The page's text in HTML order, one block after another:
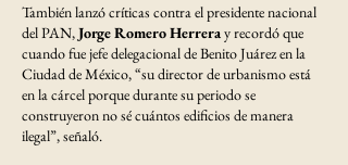
También lanzó críticas contra el presidente nacional
del PAN,Jorge Romero Herreray recordó que
cuando fue jefe delegacional de Benito Juárez en la
Ciudad de México, “su director de urbanismo está
en la cárcel porque durante su periodo se
construyeron no sé cuántos edificios de manera
ilegal”, señaló.